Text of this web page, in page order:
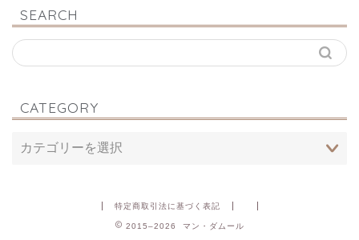
SEARCH
CATEGORY
特定商取引法に基づく表記
2015–2026 マン・ダムール